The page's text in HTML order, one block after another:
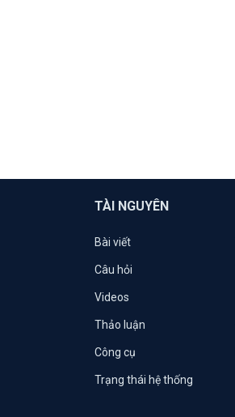
TÀI NGUYÊN
Bài viết
Câu hỏi
Videos
Thảo luận
Công cụ
Trạng thái hệ thống